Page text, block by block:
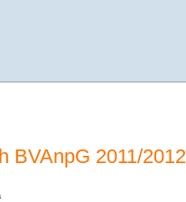
BVAnpG 2011/2012